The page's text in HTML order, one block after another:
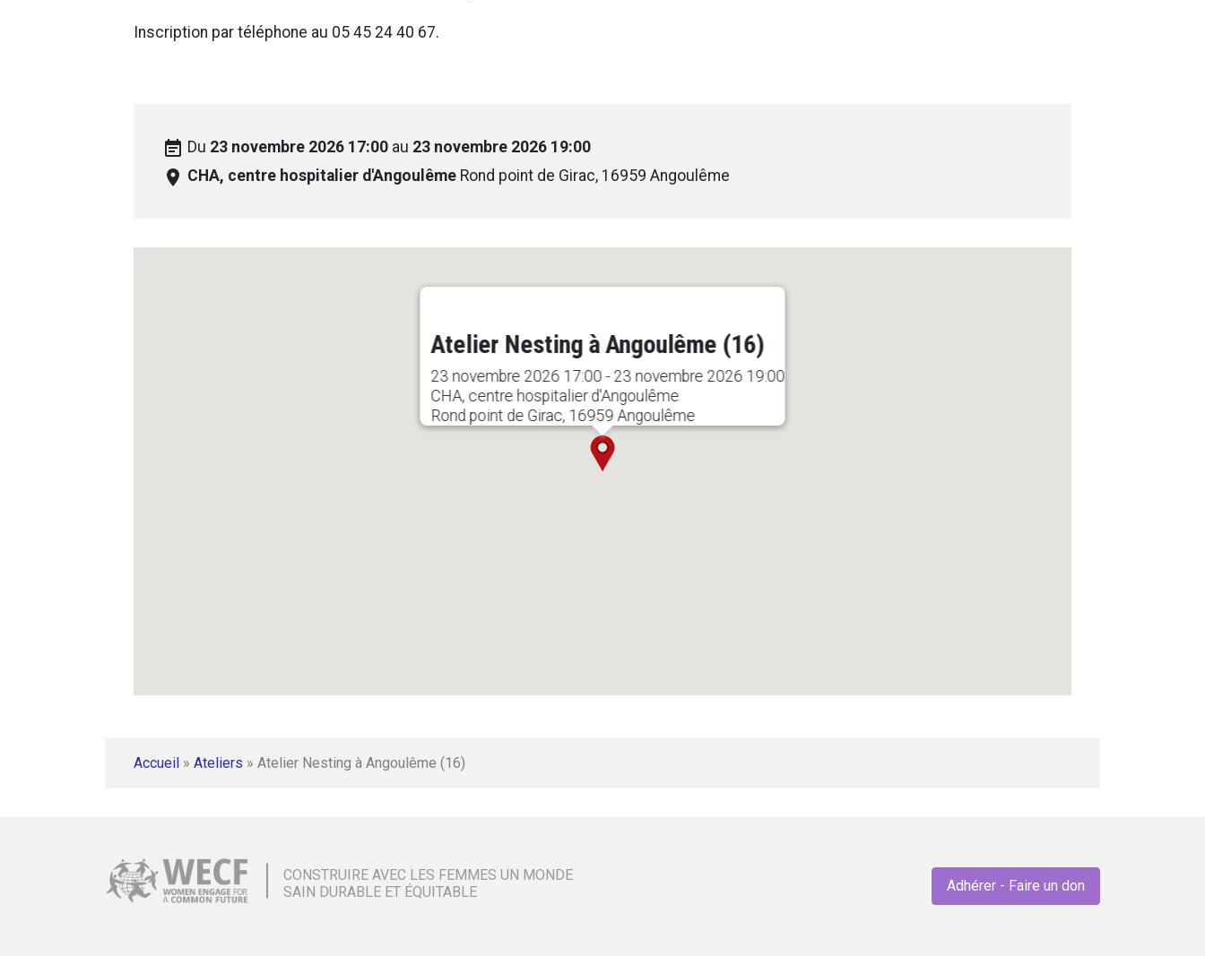
Inscription par téléphone au 05 45 24 40 67.
event_note Du 23 novembre 2026 17:00 au 23 novembre 2026 19:00
room CHA, centre hospitalier d'Angoulême Rond point de Girac, 16959 Angoulême
Atelier Nesting à Angoulême (16)
23 novembre 2026 17:00 - 23 novembre 2026 19:00
CHA, centre hospitalier d'Angoulême
Rond point de Girac, 16959 Angoulême
Accueil » Ateliers » Atelier Nesting à Angoulême (16)
CONSTRUIRE AVEC LES FEMMES UN MONDE
SAIN DURABLE ET ÉQUITABLE
Adhérer - Faire un don